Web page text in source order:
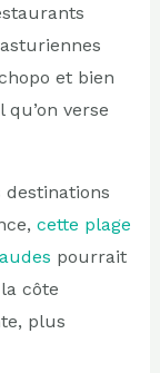
et bien
verse
destinations
cette plage
pourrait
côte
plus